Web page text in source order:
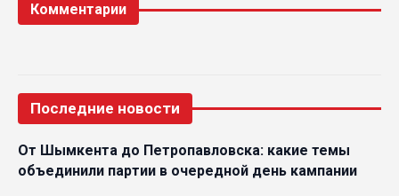
Комментарии
Последние новости
От Шымкента до Петропавловска: какие темы
объединили партии в очередной день кампании